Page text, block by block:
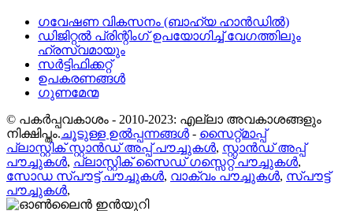
ഗവേഷണ വികസനം (ബാഹ്യ ഹാൻഡിൽ)
ഡിജിറ്റൽ പ്രിന്റിംഗ് ഉപയോഗിച്ച് വേഗത്തിലും
ഹ്രസ്വമായും
സർട്ടിഫിക്കറ്റ്
ഉപകരണങ്ങൾ
ഗുണമേന്മ
© പകർപ്പവകാശം - 2010-2023: എല്ലാ അവകാശങ്ങളും
നിക്ഷിപ്തം. ചൂടുള്ള ഉൽപ്പന്നങ്ങൾ - സൈറ്റ്മാപ്പ്
പ്ലാസ്റ്റിക് സ്റ്റാൻഡ് അപ്പ് പൗച്ചുകൾ, സ്റ്റാൻഡ് അപ്പ്
പൗച്ചുകൾ, പ്ലാസ്റ്റിക് സൈഡ് ഗസ്സെറ്റ് പൗച്ചുകൾ,
സോഡ സ്പൗട്ട് പൗച്ചുകൾ, വാക്വം പൗച്ചുകൾ, സ്പൗട്ട്
പൗച്ചുകൾ,